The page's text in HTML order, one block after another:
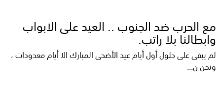
مع الحرب ضد الجنوب .. العيد على الابواب
وابطالنا بلا راتب.
لم يبقى على حلول أول أيام عيد الأضحى المبارك الا أيام معدودات ،
ونحن ن...